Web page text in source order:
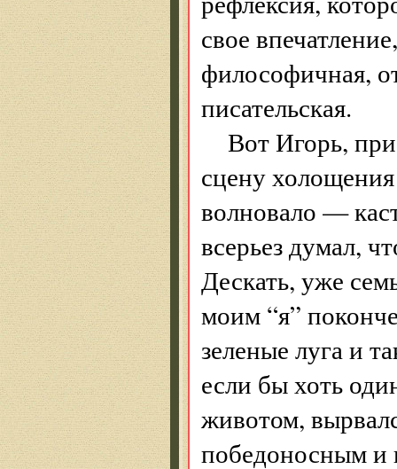
свое
философичная,
писательская.
Вот Игорь,
сцену
волновало —
всерьез думал,
Дескать, уже
моим “я”
зеленые луга и
если бы хоть
животом,
победоносным